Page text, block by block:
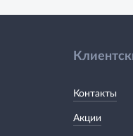
Контакты
Акции